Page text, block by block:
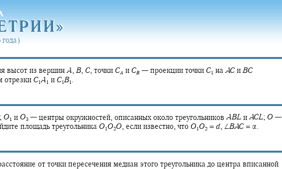
И»
И»
высот из вершин A, B, C, точки CA и CB — проекции точки C1 на AC и BC
отрезки C1A 1 и C1B1 .
; O1 и O3 — центры окружностей, описанных около треугольников ABL и ACL; O —
площадь треугольника O1 O2O, если известно, что O1 O2 = d, ∠BAC = α.
от точки пересечения медиан этого треугольника до центра вписанной